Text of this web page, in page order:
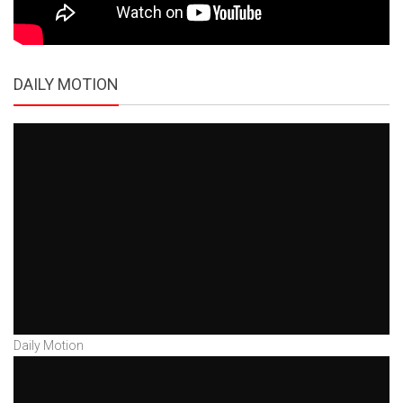
DAILY MOTION
Daily Motion